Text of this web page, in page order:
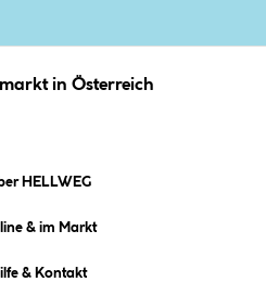
in Österreich
HELLWEG
& im Markt
& Kontakt